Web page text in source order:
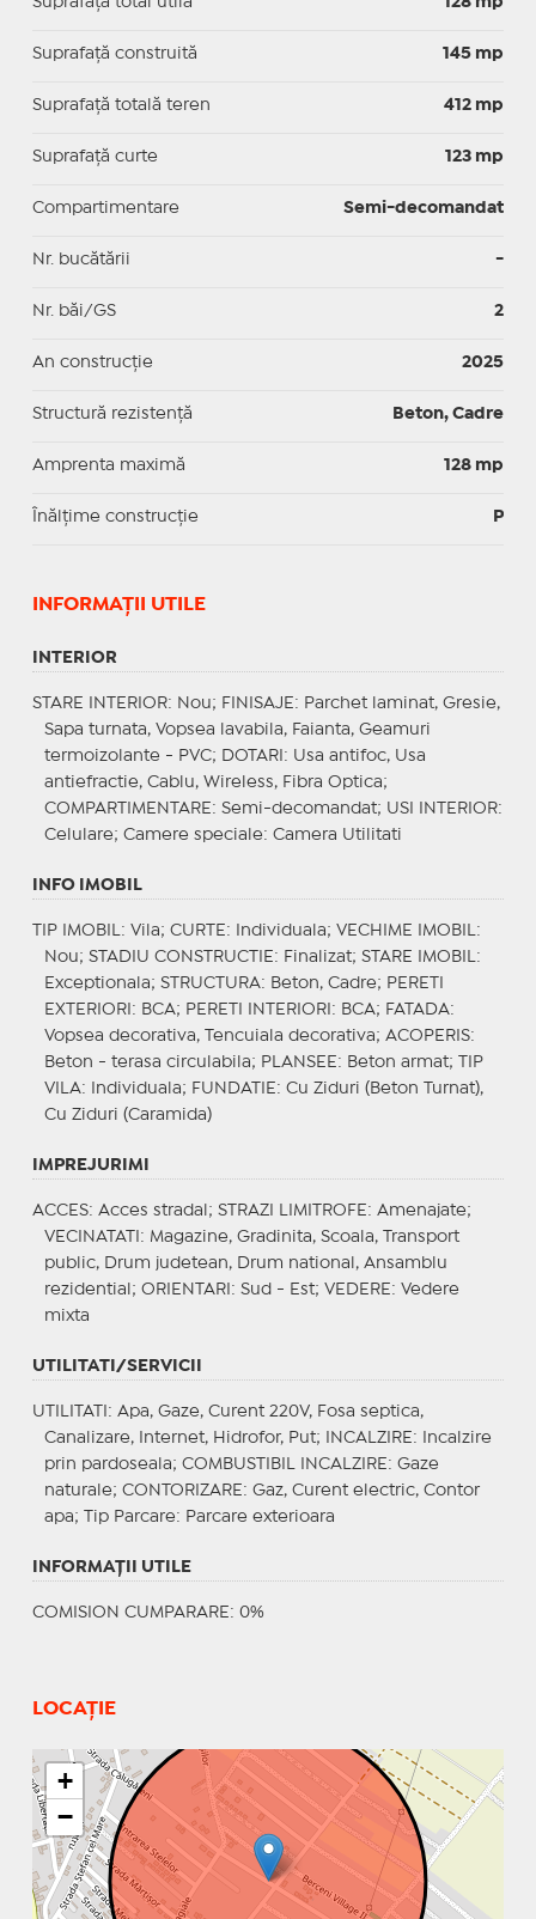
Suprafaţă construită 145 mp
Suprafață totală teren 412 mp
Suprafaţă curte 123 mp
Compartimentare Semi-decomandat
Nr. bucătării -
Nr. băi/GS 2
An construcție 2025
Structură rezistență Beton, Cadre
Amprenta maximă 128 mp
Înălțime construcție P
INFORMAŢII UTILE
INTERIOR
STARE INTERIOR: Nou; FINISAJE : Parchet laminat, Gresie,
Sapa turnata, Vopsea lavabila, Faianta, Geamuri
termoizolante - PVC;
DOTARI : Usa antifoc, Usa
antiefractie, Cablu, Wireless, Fibra Optica;
COMPARTIMENTARE : Semi-decomandat; USI INTERIOR:
Celulare; Camere speciale: Camera Utilitati
INFO IMOBIL
TIP IMOBIL : Vila; CURTE : Individuala; VECHIME IMOBIL :
Nou; STADIU CONSTRUCTIE : Finalizat; STARE IMOBIL :
Exceptionala; STRUCTURA: Beton, Cadre; PERETI
EXTERIORI : BCA; PERETI INTERIORI : BCA; FATADA:
Vopsea decorativa, Tencuiala decorativa; ACOPERIS:
Beton - terasa circulabila; PLANSEE : Beton armat;
TIP
VILA: Individuala; FUNDATIE : Cu Ziduri (Beton Turnat),
Cu Ziduri (Caramida)
IMPREJURIMI
ACCES: Acces stradal; STRAZI LIMITROFE : Amenajate;
VECINATATI : Magazine, Gradinita, Scoala, Transport
public, Drum judetean, Drum national, Ansamblu
rezidential; ORIENTARI : Sud - Est; VEDERE : Vedere
mixta
UTILITATI/SERVICII
UTILITATI : Apa, Gaze, Curent 220V, Fosa septica,
Canalizare, Internet, Hidrofor, Put;
INCALZIRE : Incalzire
prin pardoseala; COMBUSTIBIL INCALZIRE : Gaze
naturale; CONTORIZARE : Gaz, Curent electric, Contor
apa;
Tip Parcare: Parcare exterioara
INFORMAŢII UTILE
COMISION CUMPARARE: 0%
LOCAȚIE
+
−